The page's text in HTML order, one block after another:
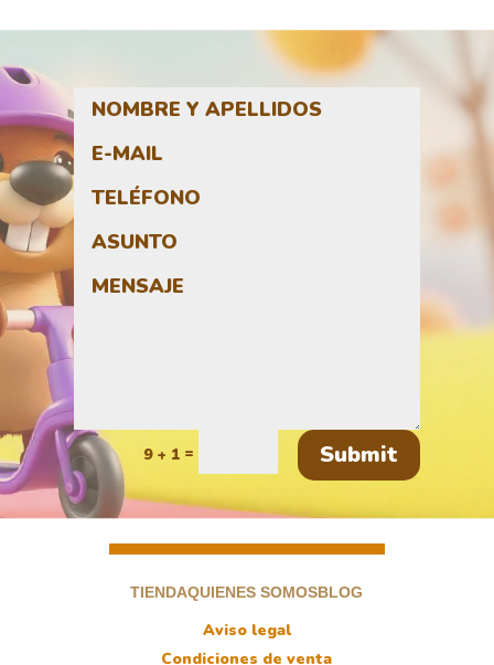
9 + 1= Submit
TIENDAQUIENES SOMOSBLOG
Aviso legal
Condiciones de venta